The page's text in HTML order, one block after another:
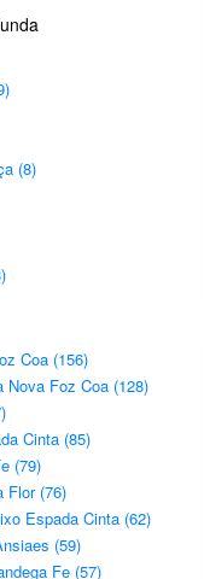
(8)
Coa (156)
Nova Foz Coa (128)
Cinta (85)
(79)
Flor (76)
Espada Cinta (62)
(59)
Fe (57)